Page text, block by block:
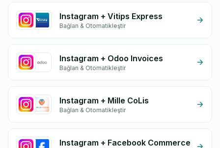
Instagram + Vitips Express
Bağlan & Otomatikleştir
Instagram + Odoo Invoices
Bağlan & Otomatikleştir
Instagram + Mille CoLis
Bağlan & Otomatikleştir
Instagram + Facebook Commerce